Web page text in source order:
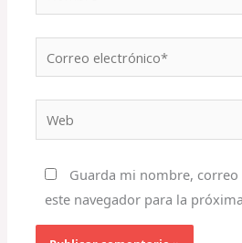
electrónico*
Guarda mi nombre,
este navegador para la